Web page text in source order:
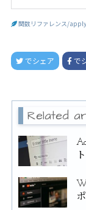
関数リファレンス/
でシェア で
Related
ト